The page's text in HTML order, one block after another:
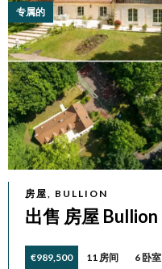
房屋, BULLION
出售 房屋 Bullion
€989,500 11 房间 6 卧室
专属的